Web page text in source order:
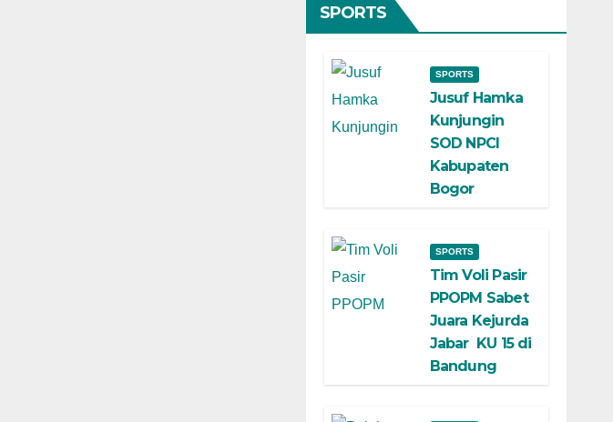
SPORTS
SPORTS
Jusuf Hamka
Kunjungin
SOD NPCI
Kabupaten
Bogor
SPORTS
Tim Voli Pasir
PPOPM Sabet
Juara Kejurda
Jabar KU 15 di
Bandung